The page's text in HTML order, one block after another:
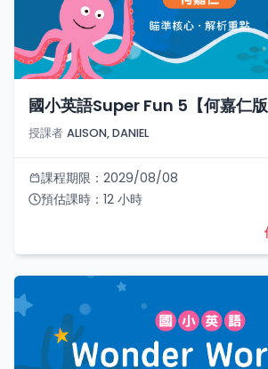
國小英語Super Fun 5【何嘉仁版
授課者 ALISON, DANIEL
課程期限： 2029/08/08
預估課時： 12 小時